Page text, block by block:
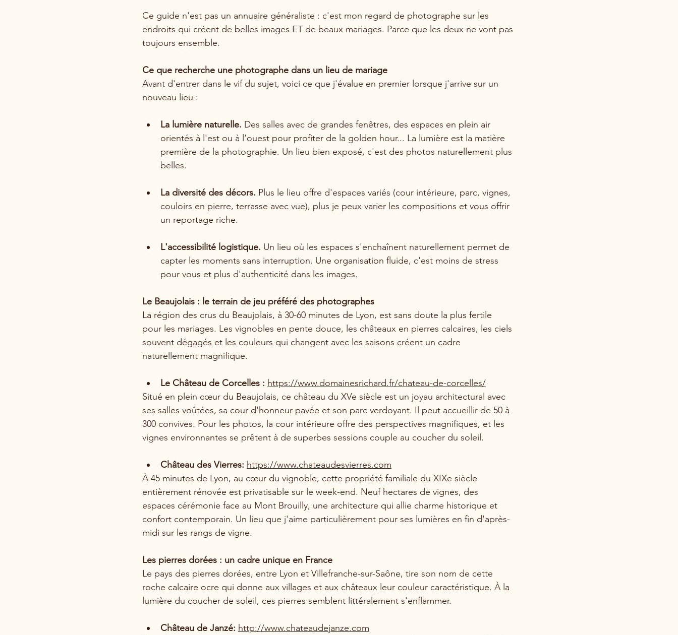
Ce guide n'est pas un annuaire généraliste : c'est mon regard de photographe sur les
endroits qui créent de belles images ET de beaux mariages. Parce que les deux ne vont pas
toujours ensemble.
Ce que recherche une photographe dans un lieu de mariage
Avant d'entrer dans le vif du sujet, voici ce que j'évalue en premier lorsque j'arrive sur un
nouveau lieu :
La lumière naturelle. Des salles avec de grandes fenêtres, des espaces en plein air
orientés à l'est ou à l'ouest pour profiter de la golden hour... La lumière est la matière
première de la photographie. Un lieu bien exposé, c'est des photos naturellement plus
belles.
La diversité des décors. Plus le lieu offre d'espaces variés (cour intérieure, parc, vignes,
couloirs en pierre, terrasse avec vue), plus je peux varier les compositions et vous offrir
un reportage riche.
L'accessibilité logistique. Un lieu où les espaces s'enchaînent naturellement permet de
capter les moments sans interruption. Une organisation fluide, c'est moins de stress
pour vous et plus d'authenticité dans les images.
Le Beaujolais : le terrain de jeu préféré des photographes
La région des crus du Beaujolais, à 30-60 minutes de Lyon, est sans doute la plus fertile
pour les mariages. Les vignobles en pente douce, les châteaux en pierres calcaires, les ciels
souvent dégagés et les couleurs qui changent avec les saisons créent un cadre
naturellement magnifique.
Le Château de Corcelles : https://www.domainesrichard.fr/chateau-de-corcelles/
Situé en plein cœur du Beaujolais, ce château du XVe siècle est un joyau architectural avec
ses salles voûtées, sa cour d'honneur pavée et son parc verdoyant. Il peut accueillir de 50 à
300 convives. Pour les photos, la cour intérieure offre des perspectives magnifiques, et les
vignes environnantes se prêtent à de superbes sessions couple au coucher du soleil.
Château des Vierres: https://www.chateaudesvierres.com
À 45 minutes de Lyon, au cœur du vignoble, cette propriété familiale du XIXe siècle
entièrement rénovée est privatisable sur le week-end. Neuf hectares de vignes, des
espaces cérémonie face au Mont Brouilly, une architecture qui allie charme historique et
confort contemporain. Un lieu que j'aime particulièrement pour ses lumières en fin d'après-
midi sur les rangs de vigne.
Les pierres dorées : un cadre unique en France
Le pays des pierres dorées, entre Lyon et Villefranche-sur-Saône, tire son nom de cette
roche calcaire ocre qui donne aux villages et aux châteaux leur couleur caractéristique. À la
lumière du coucher de soleil, ces pierres semblent littéralement s'enflammer.
Château de Janzé: http://www.chateaudejanze.com